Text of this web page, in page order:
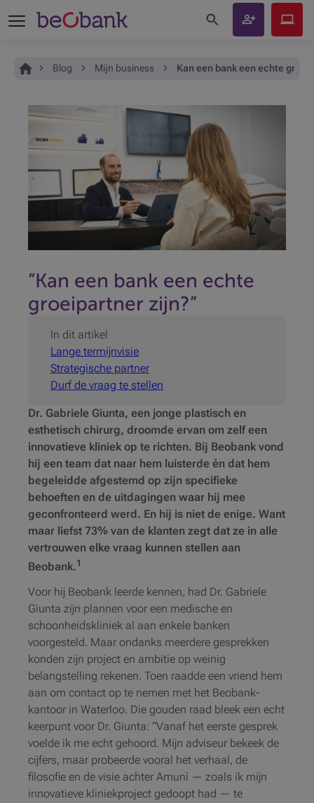
Je bent hier:
Home Blog Mijn business Kan een bank een echte
“Kan een bank een echte
groeipartner zijn?”
In dit artikel
Lange termijnvisie
Strategische partner
Durf de vraag te stellen
Dr. Gabriele Giunta, een jonge plastisch en
esthetisch chirurg, droomde ervan om zelf een
innovatieve kliniek op te richten. Bij Beobank vond
hij een team dat naar hem luisterde én dat hem
begeleidde afgestemd op zijn specifieke
behoeften en de uitdagingen waar hij mee
geconfronteerd werd. En hij is niet de enige. Want
maar liefst 73% van de klanten zegt dat ze in alle
vertrouwen elke vraag kunnen stellen aan
Beobank.1
Voor hij Beobank leerde kennen, had Dr. Gabriele
Giunta zijn plannen voor een medische en
schoonheidskliniek al aan enkele banken
voorgesteld. Maar ondanks meerdere gesprekken
konden zijn project en ambitie op weinig
belangstelling rekenen. Toen raadde een vriend hem
aan om contact op te nemen met het Beobank-
kantoor in Waterloo. Die gouden raad bleek een echt
keerpunt voor Dr. Giunta: “Vanaf het eerste gesprek
voelde ik me echt gehoord. Mijn adviseur bekeek de
cijfers, maar probeerde vooral het verhaal, de
filosofie en de visie achter Amunì — zoals ik mijn
innovatieve kliniekproject gedoopt had — te